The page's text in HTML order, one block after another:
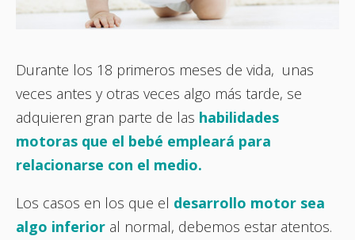
Durante los 18 primeros meses de vida, unas
veces antes y otras veces algo más tarde, se
adquieren gran parte de las habilidades
motoras que el bebé empleará para
relacionarse con el medio.
Los casos en los que el desarrollo motor sea
algo inferior al normal, debemos estar atentos.